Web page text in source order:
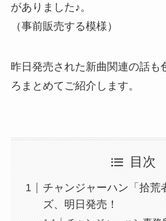
がありました♪。
（事前販売する模様）
昨日発売された新曲関連の話も
ろまとめてご紹介します。
目次
チャンジャーハン「拾荒
ズ、明日発売！